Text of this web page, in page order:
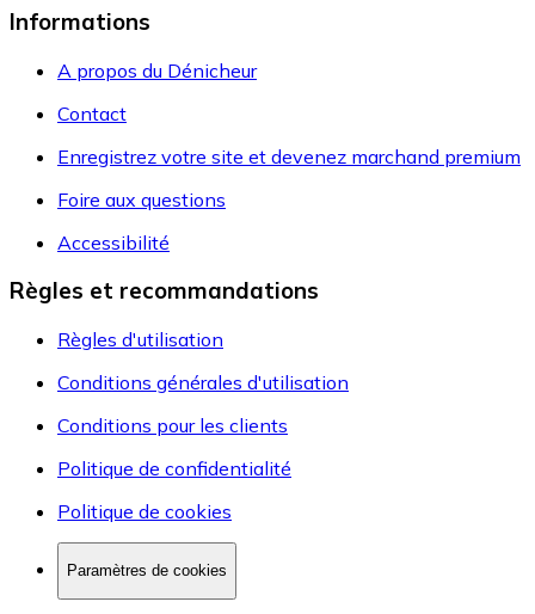
Informations
A propos du Dénicheur
Contact
Enregistrez votre site et devenez marchand premium
Foire aux questions
Accessibilité
Règles et recommandations
Règles d'utilisation
Conditions générales d'utilisation
Conditions pour les clients
Politique de confidentialité
Politique de cookies
Paramètres de cookies